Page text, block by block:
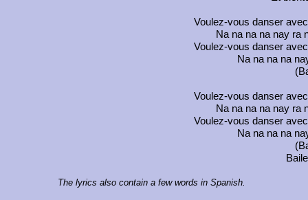
Voulez-vous danser
Na na na na nay ra
Voulez-vous danser
Na na na na
Voulez-vous danser
Na na na na nay ra
Voulez-vous danser
Na na na na
The lyrics also contain a few words in Spanish.